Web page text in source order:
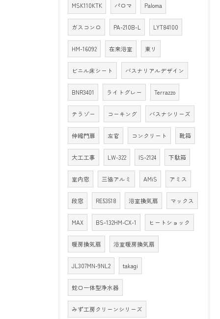
MSK110KTK パロマ Paloma
ガスコンロ PA-210B-L LYT84100
HM-16092 在来浴室 東リ
ビニル床シート バスナリアルデザイン
BNR3401 ライトグレー Terrazzo
テラゾー コーキング バスナシリーズ
伸縮門扉 左官 コンクリート 靴箱
大工工事 LW-322 IS-2124 下駄箱
室内窓 三協アルミ AMiS アミス
段窓 RE53518 浴室換気扇 マックス
MAX BS-132HM-CX-1 ヒートショック
暖房換気扇 浴室暖房換気扇
JL307MN-9NL2 takagi
蛇口一体型浄水器
みず工房クリーンシリーズ